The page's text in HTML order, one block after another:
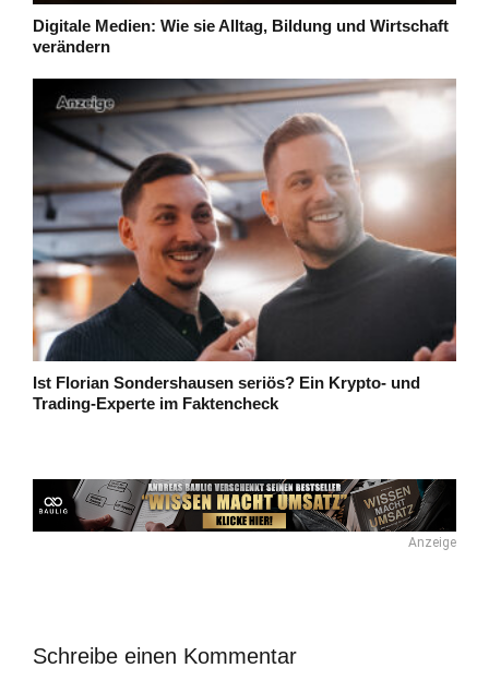
Digitale Medien: Wie sie Alltag, Bildung und Wirtschaft
verändern
Ist Florian Sondershausen seriös? Ein Krypto- und
Trading-Experte im Faktencheck
Anzeige
Schreibe einen Kommentar